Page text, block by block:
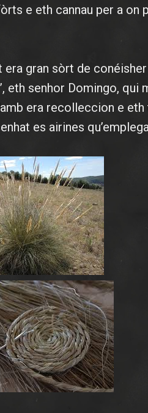
e eth cannau per a on
era gran sòrt de
eth senhor Domingo, qui
era recolleccion e eth
es airines